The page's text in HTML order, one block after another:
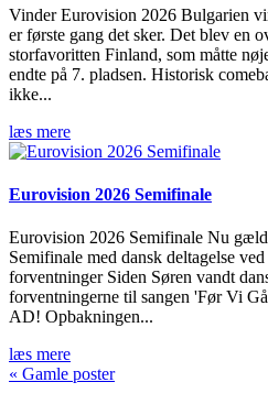
Vinder Eurovision 2026 Bulgarien
er første gang det sker. Det blev en
storfavoritten Finland, som måtte
endte på 7. pladsen. Historisk
ikke...
læs mere
Eurovision 2026 Semifinale
Eurovision 2026 Semifinale Nu
Semifinale med dansk deltagelse
forventninger Siden Søren vandt
forventningerne til sangen 'Før Vi
AD! Opbakningen...
læs mere
« Gamle poster